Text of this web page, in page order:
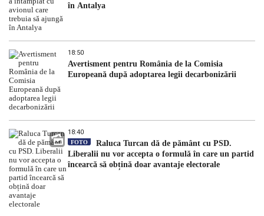
în Antalya
18:50
Avertisment pentru România de la Comisia
Europeană după adoptarea legii decarbonizării
18:40
FOTO
Raluca Turcan dă de pământ cu PSD.
Liberalii nu vor accepta o formulă în care un partid
încearcă să obțină doar avantaje electorale